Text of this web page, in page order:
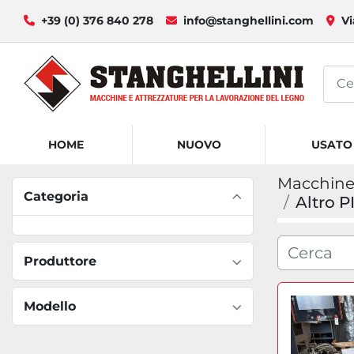
+39 (0) 376 840 278 info@stanghellini.com
HOME NUOVO USATO
Categoria
Produttore
Modello
Altro